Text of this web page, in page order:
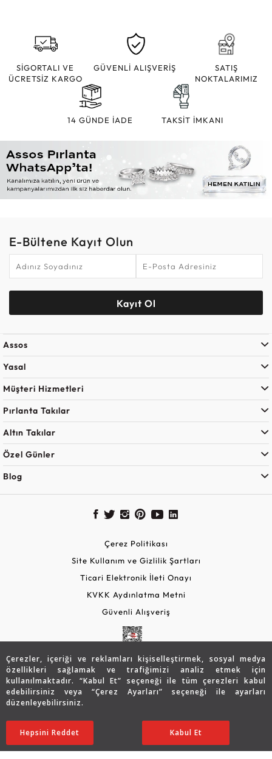
Çerezler, içeriği ve reklamları kişiselleştirmek, sosyal medya
özellikleri sağlamak ve trafiğimizi analiz etmek için
kullanılmaktadır. “Kabul Et” seçeneği ile tüm çerezleri kabul
edebilirsiniz veya “Çerez Ayarları” seçeneği ile ayarları
düzenleyebilirsiniz.
Ayarları Düzenle
Hepsini Reddet Kabul Et
27.828 TL
19.486TL SATIN ALIN
SİGORTALI VE
ÜCRETSİZ KARGO
GÜVENLİ ALIŞVERİŞ
SATIŞ
NOKTALARIMIZ
14 GÜNDE İADE TAKSİT İMKANI
E-Bültene Kayıt Olun
Kayıt Ol
Assos
Yasal
Müşteri Hizmetleri
Pırlanta Takılar
Altın Takılar
Özel Günler
Blog
Çerez Politikası
Site Kullanım ve Gizlilik Şartları
Ticari Elektronik İleti Onayı
KVKK Aydınlatma Metni
Güvenli Alışveriş
Copyright © 2026 Assos Pırlanta - Bu sitenin tüm hakları